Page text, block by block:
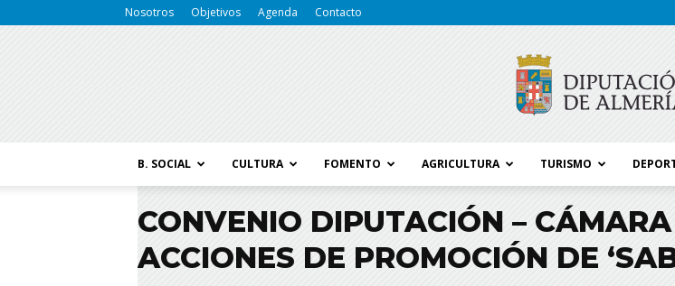
Nosotros Objetivos Agenda Contacto
B. SOCIAL CULTURA FOMENTO AGRICULTURA TURISMO
CONVENIO DIPUTACIÓN –
ACCIONES DE PROMOCIÓN DE